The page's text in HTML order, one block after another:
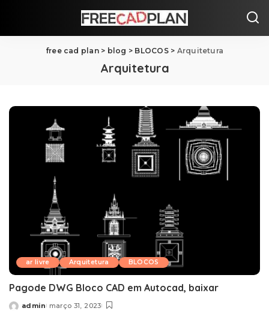
free cad plan> blog > BLOCOS> Arquitetura
Arquitetura
ar livre Arquitetura BLOCOS
Pagode DWG Bloco CAD em Autocad, baixar
Posted
admin março 31, 2023